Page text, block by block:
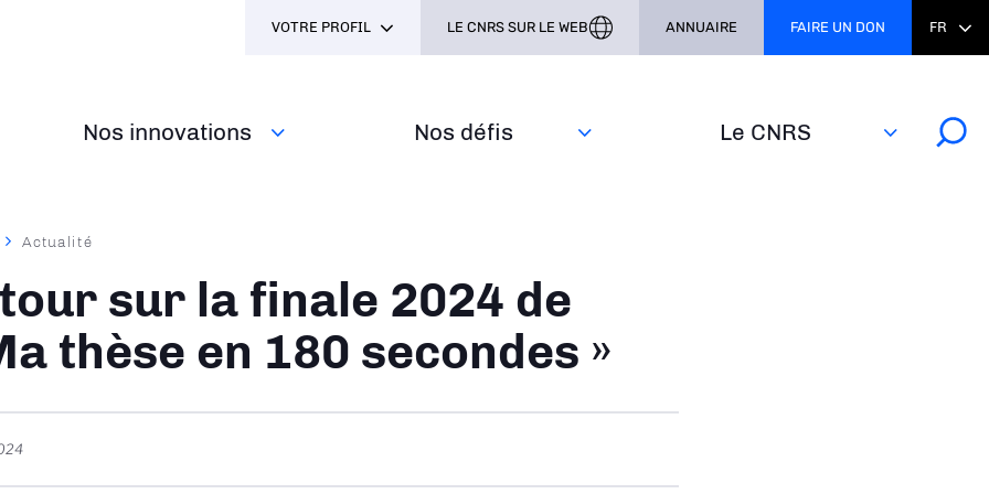
Nos innovations Nos défis‎ Le CNRS
VOTRE PROFIL LE CNRS SUR LE WEB ANNUAIRE FAIRE UN DON FR
Actualité
sur la finale 2024 de
thèse en 180 secondes »